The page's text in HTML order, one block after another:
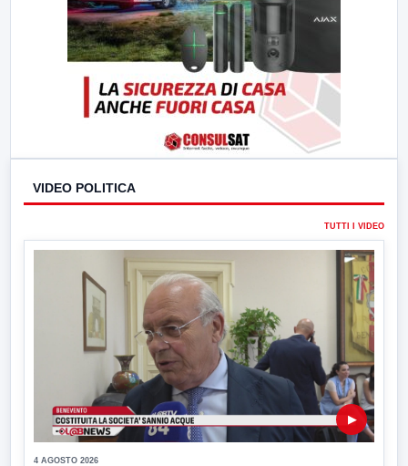
VIDEO POLITICA
TUTTI I VIDEO
▶
4 AGOSTO 2026